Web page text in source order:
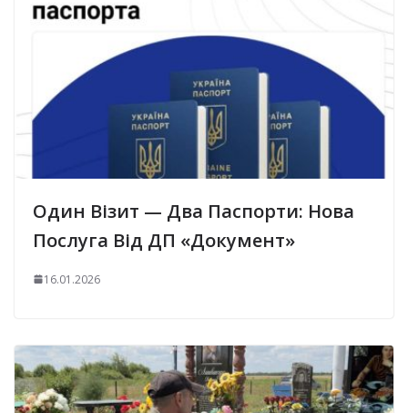
Один Візит — Два Паспорти: Нова
Послуга Від ДП «Документ»
16.01.2026